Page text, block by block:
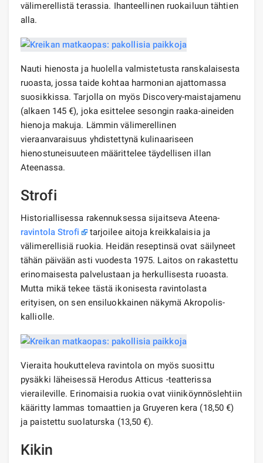
välimerellistä terassia. Ihanteellinen ruokailuun tähtien
alla.
Nauti hienosta ja huolella valmistetusta ranskalaisesta
ruoasta, jossa taide kohtaa harmonian ajattomassa
suosikkissa. Tarjolla on myös Discovery-maistajamenu
(alkaen 145 €), joka esittelee sesongin raaka-aineiden
hienoja makuja. Lämmin välimerellinen
vieraanvaraisuus yhdistettynä kulinaariseen
hienostuneisuuteen määrittelee täydellisen illan
Ateenassa.
Strofi
Historiallisessa rakennuksessa sijaitseva Ateena-
ravintola Strofi
tarjoilee aitoja kreikkalaisia ​​ja
välimerellisiä ruokia. Heidän reseptinsä ovat säilyneet
tähän päivään asti vuodesta 1975. Laitos on rakastettu
erinomaisesta palvelustaan ​​ja herkullisesta ruoasta.
Mutta mikä tekee tästä ikonisesta ravintolasta
erityisen, on sen ensiluokkainen näkymä Akropolis-
kalliolle.
Vieraita houkutteleva ravintola on myös suosittu
pysäkki läheisessä Herodus Atticus -teatterissa
vieraileville. Erinomaisia ​​ruokia ovat viiniköynnöslehtiin
kääritty lammas tomaattien ja Gruyeren kera (18,50 €)
ja paistettu suolaturska (13,50 €).
Kikin